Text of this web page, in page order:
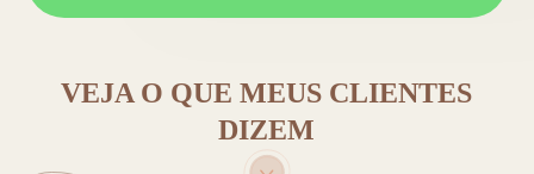
VEJA O QUE MEUS CLIENTES
DIZEM